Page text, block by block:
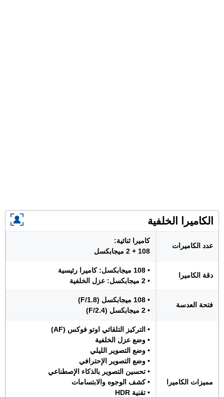
الكاميرا الخلفية
عدد الكاميرات
كاميرا ثنائية:
108 + 2 ميجابكسل
دقة الكاميرا
• 108 ميجابكسل: كاميرا رئيسية
• 2 ميجابكسل: عزل الخلفية
فتحة العدسة
• 108 ميجابكسل (F/1.8)
• 2 ميجابكسل (F/2.4)
مميزات الكاميرا
• التركيز التلقائي اوتو فوكس (AF)
• وضع عزل الخلفية
• وضع التصوير الليلي
• وضع التصوير الإحترافي
• تحسين التصوير بالذكاء الإصطناعي
• كشف الوجوه والابتسامات
• تقنية HDR